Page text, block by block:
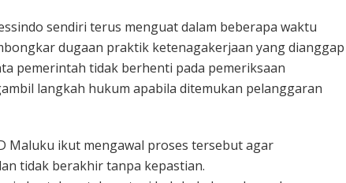
sendiri terus menguat dalam beberapa waktu
dugaan praktik ketenagakerjaan yang dianggap
pemerintah tidak berhenti pada pemeriksaan
langkah hukum apabila ditemukan pelanggaran
Maluku ikut mengawal proses tersebut agar
tidak berakhir tanpa kepastian.